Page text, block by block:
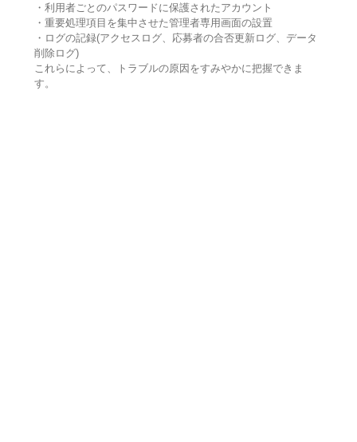
・利用者ごとのパスワードに保護されたアカウント
・重要処理項目を集中させた管理者専用画面の設置
・ログの記録(アクセスログ、応募者の合否更新ログ、データ
削除ログ)
これらによって、トラブルの原因をすみやかに把握できま
す。